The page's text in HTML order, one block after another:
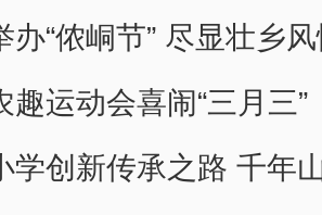
办“侬峒节” 尽显壮乡
趣运动会喜闹“三月三”
学创新传承之路 千年